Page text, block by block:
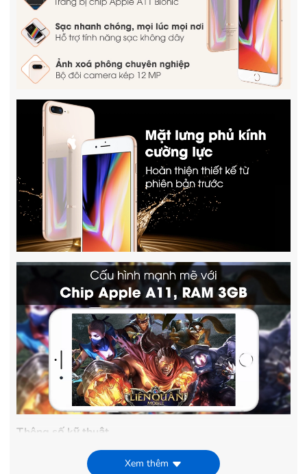
Thông số kỹ thuật
iPhone 8 Plus Technical Specifications
Xem thêm